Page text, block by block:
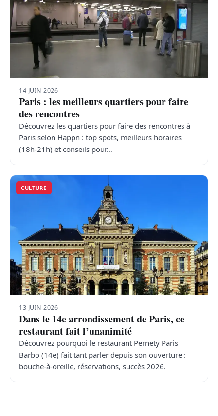
14 JUIN 2026
Paris : les meilleurs quartiers pour faire
des rencontres
Découvrez les quartiers pour faire des rencontres à
Paris selon Happn : top spots, meilleurs horaires
(18h-21h) et conseils pour…
CULTURE
13 JUIN 2026
Dans le 14e arrondissement de Paris, ce
restaurant fait l’unanimité
Découvrez pourquoi le restaurant Pernety Paris
Barbo (14e) fait tant parler depuis son ouverture :
bouche-à-oreille, réservations, succès 2026.